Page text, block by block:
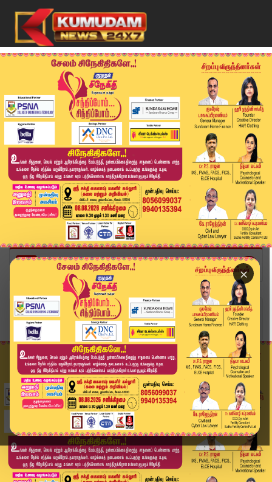
×
Home
வீடியோ ஸ்டோரி
T20 Cricket Match | 3-வது டி20 போட்டியில் ஆஸி....